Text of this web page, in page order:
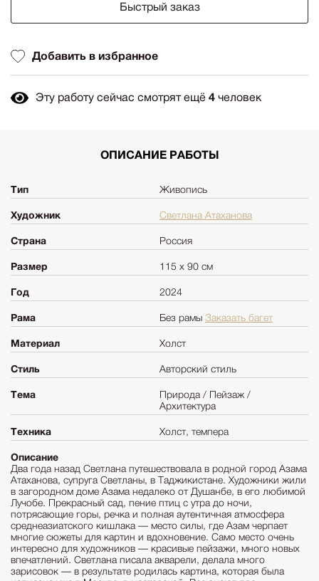
ОПИСАНИЕ РАБОТЫ
Тип Живопись
Художник Светлана Атаханова
Страна Россия
Размер 115 х 90 см
Год 2024
Рама Без рамы Заказать багет
Материал Холст
Стиль Авторский стиль
Тема
Природа / Пейзаж /
Архитектура
Техника Холст, темпера
Описание
Два года назад Светлана путешествовала в родной город Азама
Атаханова, супруга Светланы, в Таджикистане. Художники жили
в загородном доме Азама недалеко от Душанбе, в его любимой
Лучобе. Прекрасный сад, пение птиц с утра до ночи,
потрясающие горы, речка и полная аутентичная атмосфера
среднеазиатского кишлака — место силы, где Азам черпает
многие сюжеты для картин и вдохновение. Само место очень
интересно для художников — красивые пейзажи, много новых
впечатлений. Светлана писала акварели, делала много
зарисовок — в результате родилась картина, которая была
Быстрый заказ
Добавить в избранное
Эту работу сейчас смотрят ещё 4 человек